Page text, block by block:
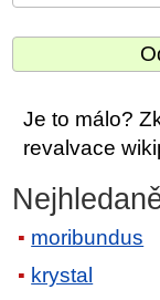
Je to málo?
revalvace
moribundus
krystal